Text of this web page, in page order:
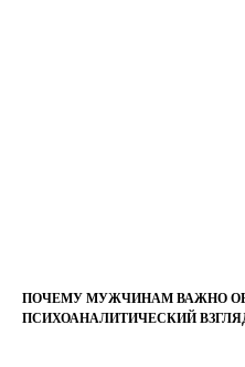
ПОЧЕМУ МУЖЧИНАМ ВАЖНО
ПСИХОАНАЛИТИЧЕСКИЙ